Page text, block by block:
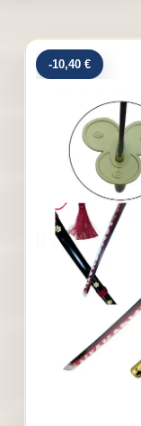
-10,40 €